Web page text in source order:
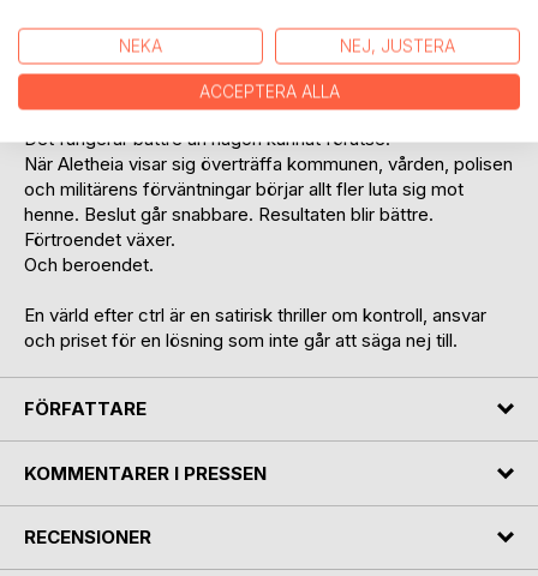
dataprogram som ska få myndigheter att fungera smidigare
tillsammans. Bakom framgången står Aletheia, en artificiell
superintelligens styrd av nio principer.
Det fungerar bättre än någon kunnat förutse.
När Aletheia visar sig överträffa kommunen, vården, polisen
och militärens förväntningar börjar allt fler luta sig mot
henne. Beslut går snabbare. Resultaten blir bättre.
Förtroendet växer.
Och beroendet.
En värld efter ctrl är en satirisk thriller om kontroll, ansvar
och priset för en lösning som inte går att säga nej till.
FÖRFATTARE
KOMMENTARER I PRESSEN
RECENSIONER
NEKA NEJ, JUSTERA
ACCEPTERA ALLA